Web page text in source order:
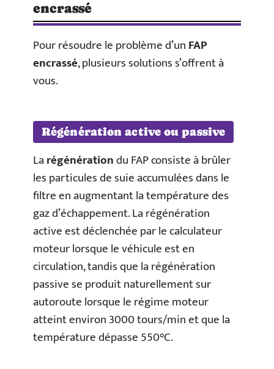
encrassé
Pour résoudre le problème d’unFAP
encrassé, plusieurs solutions s’offrent à
vous.
Régénération active ou passive
Larégénérationdu FAP consiste à brûler
les particules de suie accumulées dans le
filtre en augmentant la température des
gaz d’échappement. La régénération
active est déclenchée par le calculateur
moteur lorsque le véhicule est en
circulation, tandis que la régénération
passive se produit naturellement sur
autoroute lorsque le régime moteur
atteint environ 3000 tours/min et que la
température dépasse 550°C.